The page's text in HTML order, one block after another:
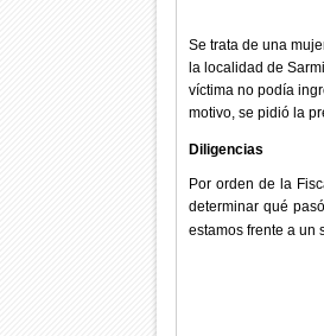
Se trata de una
la localidad de
víctima no podía
motivo, se pidió la
Diligencias
Por orden de la
determinar qué
estamos frente a un